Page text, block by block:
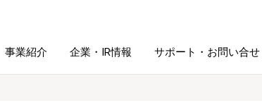
事業紹介 企業・IR情報 サポート・お問い合せ